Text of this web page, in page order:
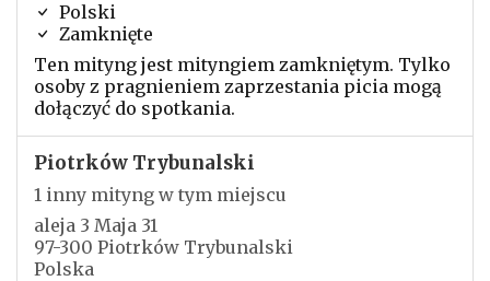
Polski
Zamknięte
Ten mityng jest mityngiem zamkniętym. Tylko
osoby z pragnieniem zaprzestania picia mogą
dołączyć do spotkania.
Piotrków Trybunalski
1 inny mityng w tym miejscu
aleja 3 Maja 31
97-300 Piotrków Trybunalski
Polska